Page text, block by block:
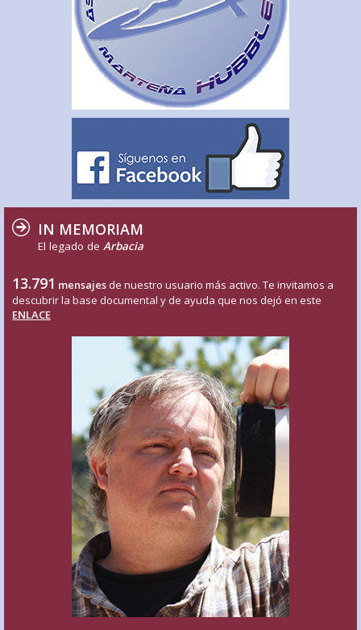
IN MEMORIAM
El legado de Arbacia
13.791 mensajes de nuestro usuario más activo. Te invitamos a
descubrir la base documental y de ayuda que nos dejó en este
ENLACE